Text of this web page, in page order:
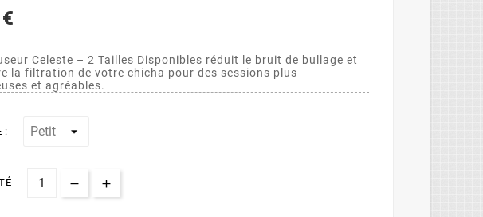
Celeste – 2 Tailles Disponibles réduit le bruit de bullage et
la filtration de votre chicha pour des sessions plus
et agréables.
: